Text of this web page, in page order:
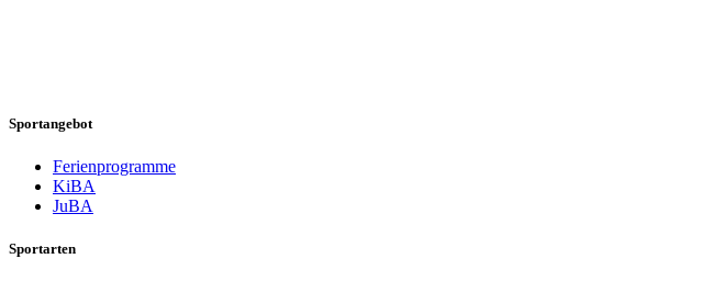
Sportangebot
Ferienprogramme
KiBA
JuBA
Sportarten